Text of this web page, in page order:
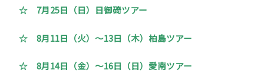
☆ 7月25日（日）日御碕ツアー
☆ 8月11日（火）～13日（木）柏島ツアー
☆ 8月14日（金）～16日（日）愛南ツアー